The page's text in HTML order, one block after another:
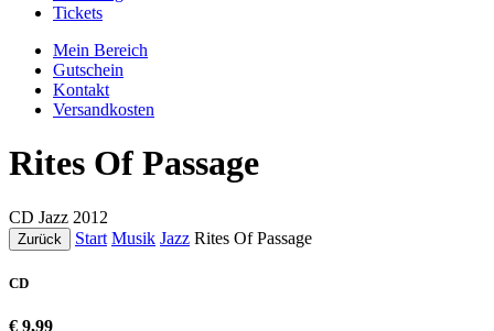
Tickets
Mein Bereich
Gutschein
Kontakt
Versandkosten
Rites Of Passage
CD Jazz 2012
Zurück Start Musik Jazz Rites Of Passage
CD
€ 9,99